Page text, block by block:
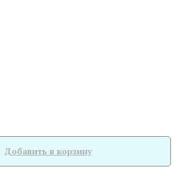
Добавить в корзину